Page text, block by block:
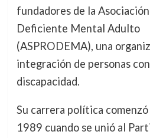
fundadores de la
Deficiente Mental Adulto
(ASPRODEMA), una
integración de personas con
discapacidad.
Su carrera política comenzó
1989 cuando se unió al